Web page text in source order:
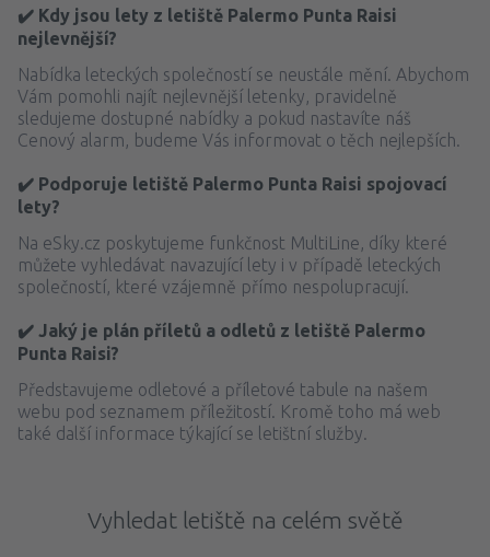
✔️ Kdy jsou lety z letiště Palermo Punta Raisi
nejlevnější?
Nabídka leteckých společností se neustále mění. Abychom
Vám pomohli najít nejlevnější letenky, pravidelně
sledujeme dostupné nabídky a pokud nastavíte náš
Cenový alarm, budeme Vás informovat o těch nejlepších.
✔️ Podporuje letiště Palermo Punta Raisi spojovací
lety?
Na eSky.cz poskytujeme funkčnost MultiLine, díky které
můžete vyhledávat navazující lety i v případě leteckých
společností, které vzájemně přímo nespolupracují.
✔️ Jaký je plán příletů a odletů z letiště Palermo
Punta Raisi?
Představujeme odletové a příletové tabule na našem
webu pod seznamem příležitostí. Kromě toho má web
také další informace týkající se letištní služby.
Vyhledat letiště na celém světě